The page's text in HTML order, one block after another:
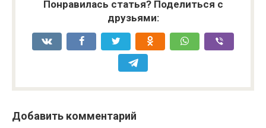
Понравилась статья? Поделиться с
друзьями:
Добавить комментарий